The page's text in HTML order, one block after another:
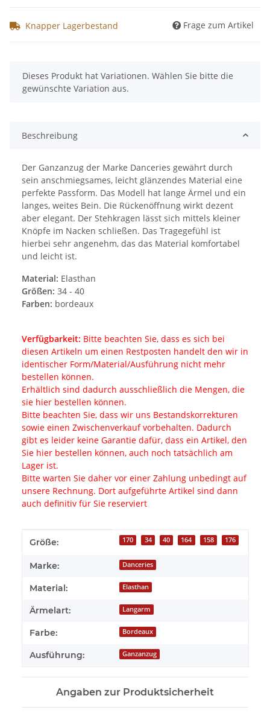
Knapper Lagerbestand Frage zum Artikel
x
Dieses Produkt hat Variationen. Wählen Sie bitte die
gewünschte Variation aus.
Beschreibung
Der Ganzanzug der Marke Danceries gewährt durch
sein anschmiegsames, leicht glänzendes Material eine
perfekte Passform. Das Modell hat lange Ärmel und ein
langes, weites Bein. Die Rückenöffnung wirkt dezent
aber elegant. Der Stehkragen lässt sich mittels kleiner
Knöpfe im Nacken schließen. Das Tragegefühl ist
hierbei sehr angenehm, das das Material komfortabel
und leicht ist.
Material: Elasthan
Größen: 34 - 40
Farben: bordeaux
Verfügbarkeit: Bitte beachten Sie, dass es sich bei
diesen Artikeln um einen Restposten handelt den wir in
identischer Form/Material/Ausführung nicht mehr
bestellen können.
Erhältlich sind dadurch ausschließlich die Mengen, die
sie hier bestellen können.
Bitte beachten Sie, dass wir uns Bestandskorrekturen
sowie einen Zwischenverkauf vorbehalten. Dadurch
gibt es leider keine Garantie dafür, dass ein Artikel, den
Sie hier bestellen können, auch noch tatsächlich am
Lager ist.
Bitte warten Sie daher vor einer Zahlung unbedingt auf
unsere Rechnung. Dort aufgeführte Artikel sind dann
auch definitiv für Sie reserviert
Produkteigenschaft
Wert
Größe: 170 34 40 164 158 176
Marke: Danceries
Material: Elasthan
Ärmelart: Langarm
Farbe: Bordeaux
Ausführung: Ganzanzug
Angaben zur Produktsicherheit